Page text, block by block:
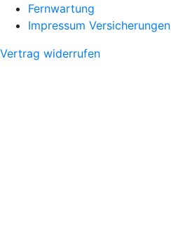
Fernwartung
Impressum Versicherungen
Vertrag widerrufen